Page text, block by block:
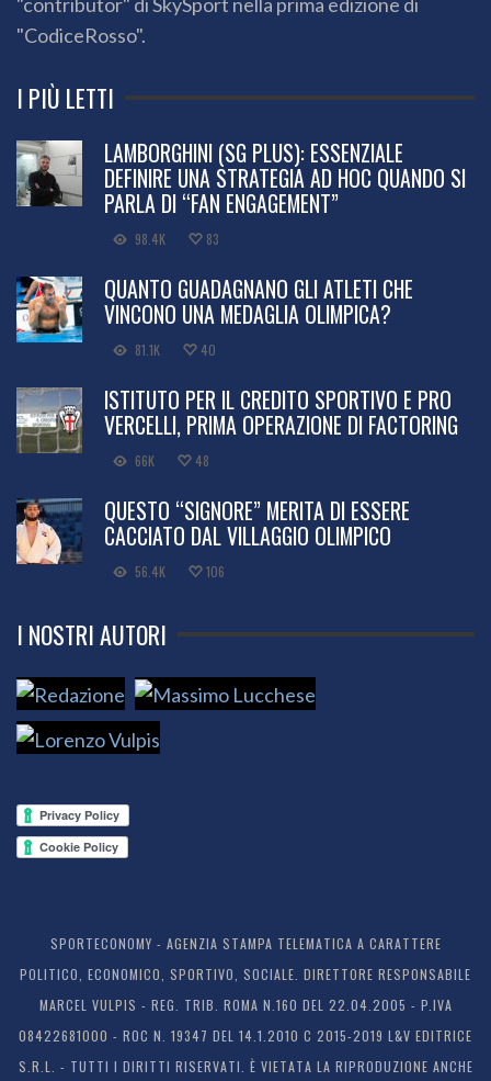
"CodiceRosso".
I PIÙ LETTI
LAMBORGHINI (SG PLUS): ESSENZIALE
DEFINIRE UNA STRATEGIA AD HOC QUANDO SI
PARLA DI “FAN ENGAGEMENT”
98.4K 83
QUANTO GUADAGNANO GLI ATLETI CHE
VINCONO UNA MEDAGLIA OLIMPICA?
81.1K 40
ISTITUTO PER IL CREDITO SPORTIVO E PRO
VERCELLI, PRIMA OPERAZIONE DI FACTORING
66K 48
QUESTO “SIGNORE” MERITA DI ESSERE
CACCIATO DAL VILLAGGIO OLIMPICO
56.4K 106
I NOSTRI AUTORI
SPORTECONOMY - AGENZIA STAMPA TELEMATICA A CARATTERE
POLITICO, ECONOMICO, SPORTIVO, SOCIALE. DIRETTORE RESPONSABILE
MARCEL VULPIS - REG. TRIB. ROMA N.160 DEL 22.04.2005 - P.IVA
08422681000 - ROC N. 19347 DEL 14.1.2010 C 2015-2019 L&V EDITRICE
S.R.L. - TUTTI I DIRITTI RISERVATI. È VIETATA LA RIPRODUZIONE ANCHE